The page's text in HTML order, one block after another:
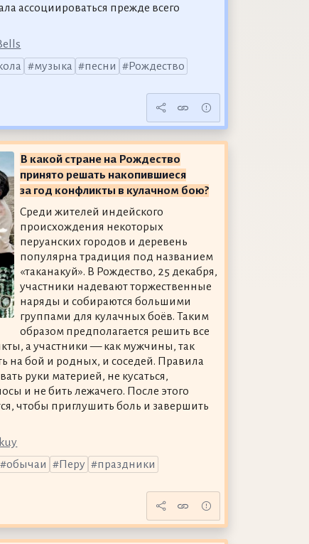
ассоциироваться прежде всего
музыка песни
Рождество
В какой стране на Рождество
принято решать накопившиеся
за год конфликты в кулачном бою?
Среди жителей индейского
происхождения некоторых
перуанских городов и деревень
популярна традиция под названием
«таканакуй». В Рождество, 25 декабря,
участники надевают торжественные
наряды и собираются большими
группами для кулачных боёв. Таким
образом предполагается решить все
а участники — как мужчины, так
бой и родных, и соседей. Правила
руки материей, не кусаться,
и не бить лежачего. После этого
чтобы приглушить боль и завершить
обычаи Перу
праздники